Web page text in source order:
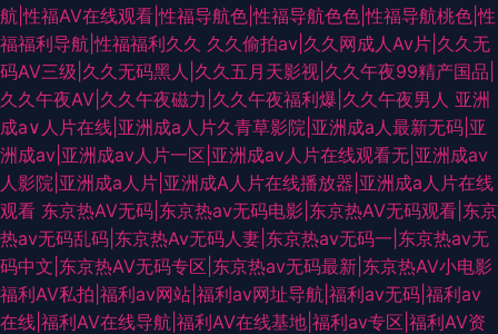
航|性福AV在线观看|性福导航色|性福导航色色|性福导航桃色|性
福福利导航|性福福利久久 久久偷拍av|久久网成人Av片|久久无
码AV三级|久久无码黑人|久久五月天影视|久久午夜99精产国品|
久久午夜AV|久久午夜磁力|久久午夜福利爆|久久午夜男人 亚洲
成a∨人片在线|亚洲成a人片久青草影院|亚洲成a人最新无码|亚
洲成av|亚洲成av人片一区|亚洲成av人片在线观看无|亚洲成av
人影院|亚洲成a人片|亚洲成A人片在线播放器|亚洲成a人片在线
观看 东京热AV无码|东京热av无码电影|东京热AV无码观看|东京
热av无码乱码|东京热Av无码人妻|东京热av无码一|东京热av无
码中文|东京热AV无码专区|东京热av无码最新|东京热AV小电影
福利AV私拍|福利av网站|福利av网址导航|福利av无码|福利av
在线|福利AV在线导航|福利AV在线基地|福利av专区|福利AV资